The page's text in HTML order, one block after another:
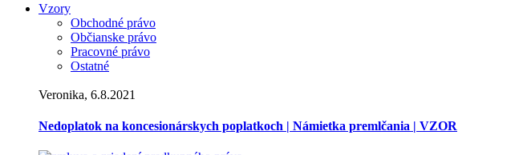
Vzory
Obchodné právo
Občianske právo
Pracovné právo
Ostatné
Veronika, 6.8.2021
Nedoplatok na koncesionárskych poplatkoch | Námietka premlčania | VZOR